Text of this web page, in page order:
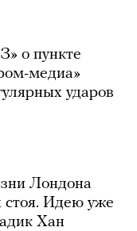
о пункте
медиа»
ударов
Лондона
стоя. Идею уже
Хан